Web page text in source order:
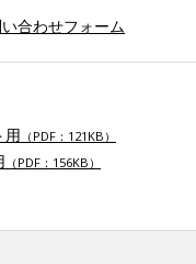
合わせフォーム
用 （PDF：121KB）
（PDF：156KB）